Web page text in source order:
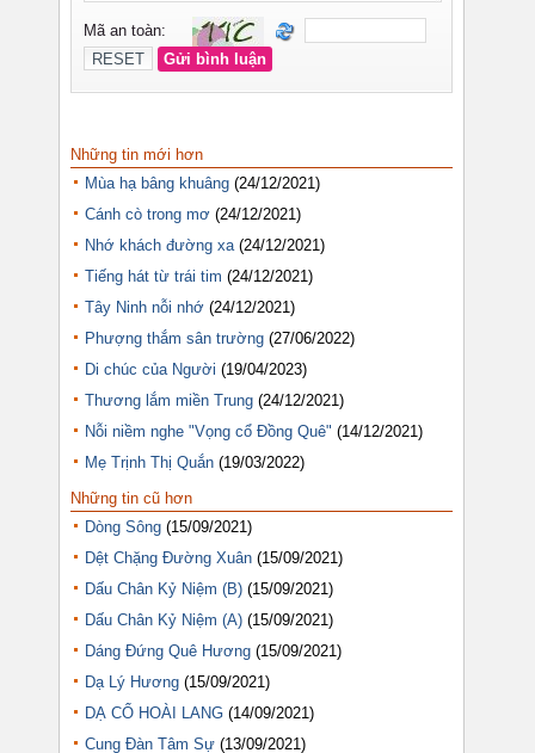
Những tin mới hơn
Mùa hạ bâng khuâng (24/12/2021)
Cánh cò trong mơ (24/12/2021)
Nhớ khách đường xa (24/12/2021)
Tiếng hát từ trái tim (24/12/2021)
Tây Ninh nỗi nhớ (24/12/2021)
Phượng thắm sân trường (27/06/2022)
Di chúc của Người (19/04/2023)
Thương lắm miền Trung (24/12/2021)
Nỗi niềm nghe "Vọng cổ Đồng Quê" (14/12/2021)
Mẹ Trịnh Thị Quắn (19/03/2022)
Những tin cũ hơn
Dòng Sông (15/09/2021)
Dệt Chặng Đường Xuân (15/09/2021)
Dấu Chân Kỷ Niệm (B) (15/09/2021)
Dấu Chân Kỷ Niệm (A) (15/09/2021)
Dáng Đứng Quê Hương (15/09/2021)
Dạ Lý Hương (15/09/2021)
DẠ CỔ HOÀI LANG (14/09/2021)
Cung Đàn Tâm Sự (13/09/2021)